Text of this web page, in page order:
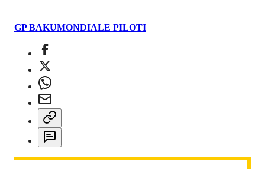
GP BAKUMONDIALE PILOTI